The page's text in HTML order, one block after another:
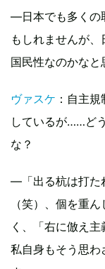
―日本でも多くの
もしれませんが
国民性なのかなと
ヴァスケ ：自主
しているが……ど
な？
―「出る杭は打た
（笑）、個を重
く、「右に倣え主
私自身もそう思わ